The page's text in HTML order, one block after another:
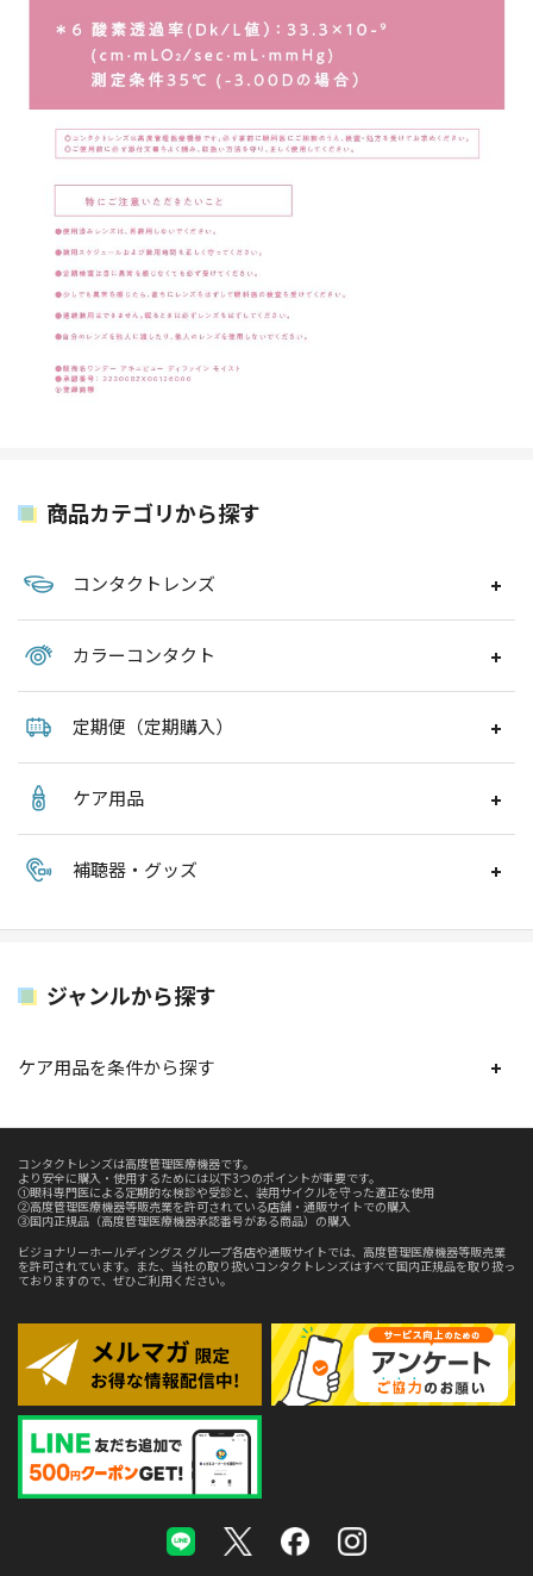
商品カテゴリから探す
コンタクトレンズ
カラーコンタクト
定期便（定期購入）
ケア用品
補聴器・グッズ
ジャンルから探す
ケア用品を条件から探す
コンタクトレンズは高度管理医療機器です。
より安全に購入・使用するためには以下3つのポイントが重要です。
①眼科専門医による定期的な検診や受診と、装用サイクルを守った適正な使用
②高度管理医療機器等販売業を許可されている店舗・通販サイトでの購入
③国内正規品（高度管理医療機器承認番号がある商品）の購入
ビジョナリーホールディングス グループ各店や通販サイトでは、高度管理医療機器等販売業
を許可されています。また、当社の取り扱いコンタクトレンズはすべて国内正規品を取り扱っ
ておりますので、ぜひご利用ください。